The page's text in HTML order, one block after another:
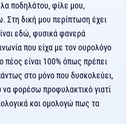
ποδηλάτου, φίλε μου,
Στη δική μου περίπτωση έχει
εδώ, φυσικά φανερά
που είχα με τον ουρολόγο
πέος είναι 100% όπως πρέπει
στο μόνο που δυσκολεύει,
να φορέσω προφυλακτικό γιατί
και ομολογώ πως τα